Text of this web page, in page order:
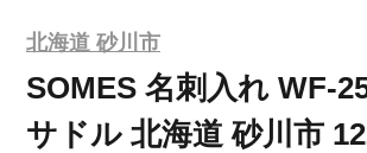
北海道 砂川市
SOMES 名刺入れ WF-
サドル 北海道 砂川市